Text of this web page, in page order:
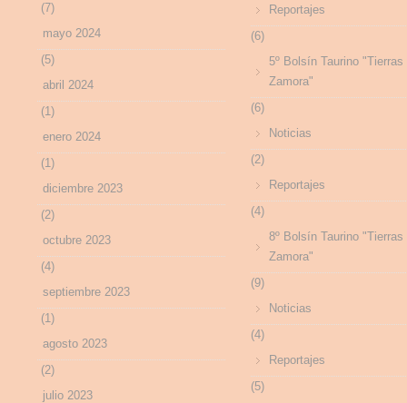
(7)
mayo 2024
(5)
abril 2024
(1)
enero 2024
(1)
diciembre 2023
(2)
octubre 2023
(4)
septiembre 2023
(1)
agosto 2023
(2)
julio 2023
Reportajes
(6)
5º Bolsín Taurino "Tierras
Zamora"
(6)
Noticias
(2)
Reportajes
(4)
8º Bolsín Taurino "Tierras
Zamora"
(9)
Noticias
(4)
Reportajes
(5)